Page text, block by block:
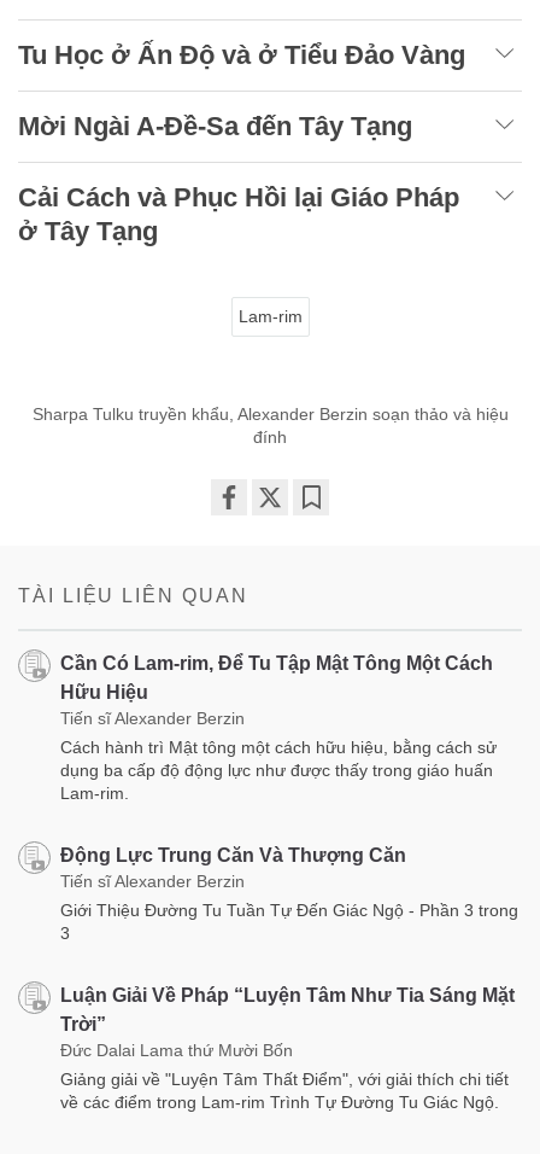
Tu Học ở Ấn Độ và ở Tiểu Đảo Vàng
Mời Ngài A-Đề-Sa đến Tây Tạng
Cải Cách và Phục Hồi lại Giáo Pháp
ở Tây Tạng
Lam-rim
Sharpa Tulku truyền khẩu, Alexander Berzin soạn thảo và hiệu
đính
TÀI LIỆU LIÊN QUAN
Cần Có Lam-rim, Để Tu Tập Mật Tông Một Cách
Hữu Hiệu
Tiến sĩ Alexander Berzin
Cách hành trì Mật tông một cách hữu hiệu, bằng cách sử
dụng ba cấp độ động lực như được thấy trong giáo huấn
Lam-rim.
Động Lực Trung Căn Và Thượng Căn
Tiến sĩ Alexander Berzin
Giới Thiệu Đường Tu Tuần Tự Đến Giác Ngộ - Phần 3 trong
3
Luận Giải Về Pháp “Luyện Tâm Như Tia Sáng Mặt
Trời”
Đức Dalai Lama thứ Mười Bốn
Giảng giải về "Luyện Tâm Thất Điểm", với giải thích chi tiết
về các điểm trong Lam-rim Trình Tự Đường Tu Giác Ngộ.